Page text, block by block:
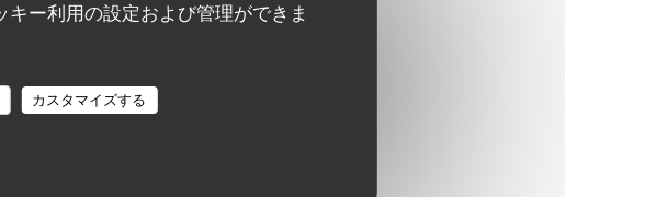
ー利用の設定および管理ができま
カスタマイズする